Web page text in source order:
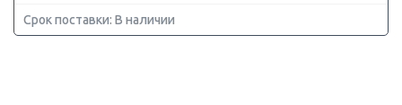
Срок поставки: В наличии